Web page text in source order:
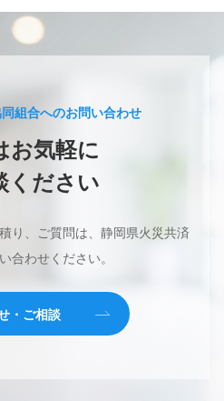
組合へのお問い合わせ
お気軽に
ください
り、ご質問は、 静岡県火災共済
合わせください。
・ご相談